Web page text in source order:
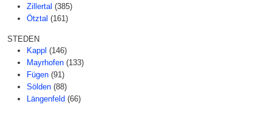
Zillertal (385)
Ötztal (161)
STEDEN
Kappl (146)
Mayrhofen (133)
Fügen (91)
Sölden (88)
Längenfeld (66)